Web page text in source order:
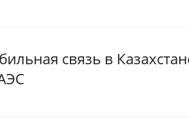
связь в